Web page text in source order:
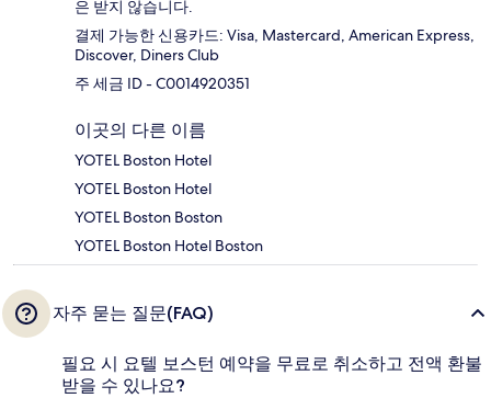
은 받지 않습니다.
결제 가능한 신용카드: Visa, Mastercard, American Express,
Discover, Diners Club
주 세금 ID - C0014920351
이곳의 다른 이름
YOTEL Boston Hotel
YOTEL Boston Hotel
YOTEL Boston Boston
YOTEL Boston Hotel Boston
자주 묻는 질문(FAQ)
필요 시 요텔 보스턴 예약을 무료로 취소하고 전액 환불
받을 수 있나요?